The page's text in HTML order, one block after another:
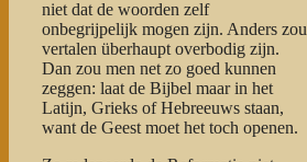
niet dat de woorden zelf
onbegrijpelijk mogen zijn. Anders zou
vertalen überhaupt overbodig zijn.
Dan zou men net zo goed kunnen
zeggen: laat de Bijbel maar in het
Latijn, Grieks of Hebreeuws staan,
want de Geest moet het toch openen.